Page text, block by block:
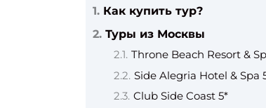
Как купить тур?
Туры из Москвы
Throne Beach Resort &
Side Alegria Hotel & Spa
Club Side Coast 5*